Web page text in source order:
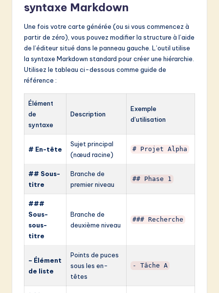
syntaxe Markdown
Une fois votre carte générée (ou si vous commencez à
partir de zéro), vous pouvez modifier la structure à l’aide
de l’éditeur situé dans le panneau gauche. L’outil utilise
la syntaxe Markdown standard pour créer une hiérarchie.
Utilisez le tableau ci-dessous comme guide de
référence :
Élément
de
syntaxe
Description
Exemple
d’utilisation
# En-tête
Sujet principal
(nœud racine)
# Projet Alpha
## Sous-
titre
Branche de
premier niveau
## Phase 1
###
Sous-
sous-
titre
Branche de
deuxième niveau
### Recherche
– Élément
de liste
Points de puces
sous les en-
têtes
- Tâche A